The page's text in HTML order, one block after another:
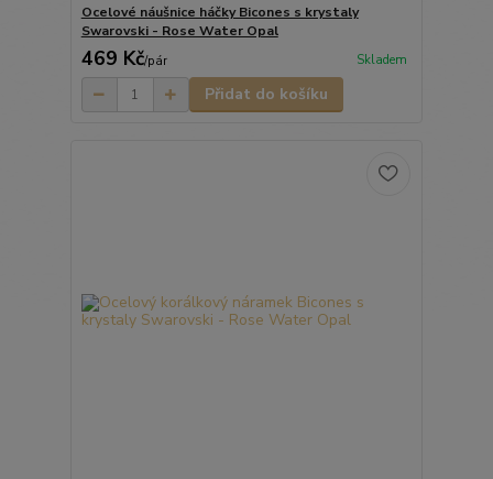
Ocelové náušnice háčky Bicones s krystaly
Swarovski - Rose Water Opal
469 Kč/pár Skladem
Přidat do košíku